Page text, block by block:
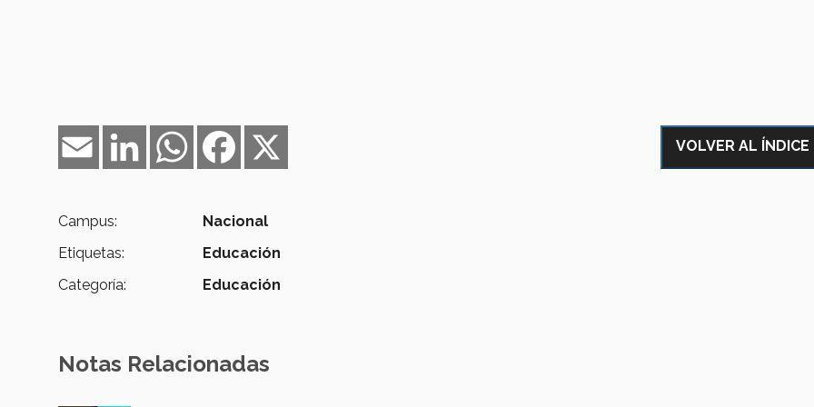
Facebook
WhatsApp
LinkedIn
Email
VOLVER AL ÍNDICE
Campus:
Nacional
Etiquetas:
Educación
Categoría:
Educación
Notas Relacionadas